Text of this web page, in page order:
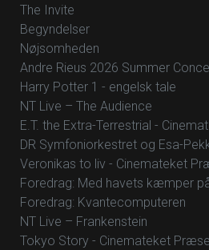
The Invite
Begyndelser
Nøjsomheden
Andre Rieus 2026 Summer
Harry Potter 1 - engelsk tale
NT Live – The Audience
E.T. the Extra-Terrestrial -
DR Symfoniorkestret og Esa-
Veronikas to liv - Cinemateket
Foredrag: Med havets kæmper
Foredrag: Kvantecomputeren
NT Live – Frankenstein
Tokyo Story - Cinemateket